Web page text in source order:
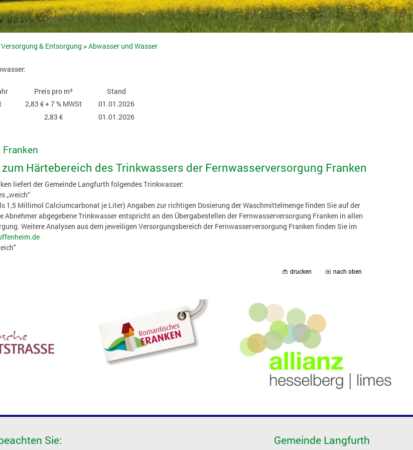
Versorgung & Entsorgung >Abwasser und Wasser
Preis pro m³
Stand
2,83 € + 7 % MWSt
01.01.2026
2,83 € 01.01.2026
Härtebereich des Trinkwassers der Fernwasserversorgung Franken
liefert der Gemeinde Langfurth folgendes Trinkwasser:
„weich“
1,5 Millimol Calciumcarbonat je Liter) Angaben zur richtigen Dosierung der Waschmittelmenge finden Sie auf der
Abnehmer abgegebene Trinkwasser entspricht an den Übergabestellen der Fernwasserversorgung Franken in allen
Weitere Analysen aus dem jeweiligen Versorgungsbereich der Fernwasserversorgung Franken finden Sie im
drucken nach oben
Sie: Gemeinde Langfurth